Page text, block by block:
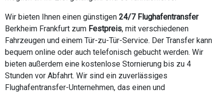
Wir bieten Ihnen einen günstigen 24/7 Flughafentransfer
Berkheim Frankfurt zum Festpreis, mit verschiedenen
Fahrzeugen und einem Tür-zu-Tür-Service. Der Transfer kann
bequem online oder auch telefonisch gebucht werden. Wir
bieten außerdem eine kostenlose Stornierung bis zu 4
Stunden vor Abfahrt. Wir sind ein zuverlässiges
Flughafentransfer-Unternehmen, das einen und